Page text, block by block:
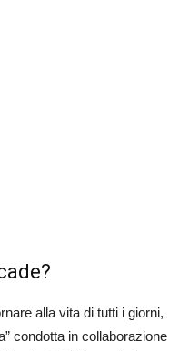
alla vita di tutti i giorni,
condotta in collaborazione